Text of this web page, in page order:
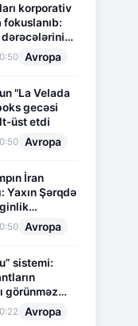
korporativ
cari vəziyyət
Avropa
"La Velada
gecəsi
üst etdi
Avropa
İran
Yaxın Şərqdə
Avropa
sistemi:
görünməz
Avropa